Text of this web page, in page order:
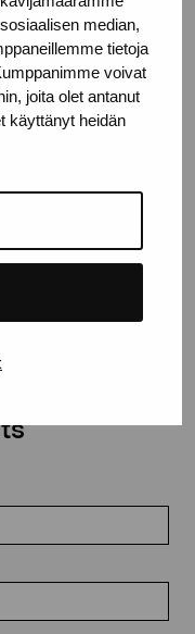
median,
tietoja
voivat
joita olet antanut
käyttänyt heidän